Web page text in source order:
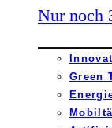
Nur noch
Green